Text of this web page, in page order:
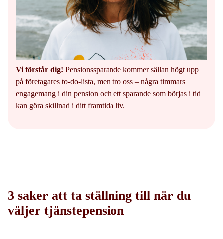
Vi förstår dig! Pensionssparande kommer sällan högt upp
på företagares to-do-lista, men tro oss – några timmars
engagemang i din pension och ett sparande som börjas i tid
kan göra skillnad i ditt framtida liv.
3 saker att ta ställning till när du
väljer tjänstepension